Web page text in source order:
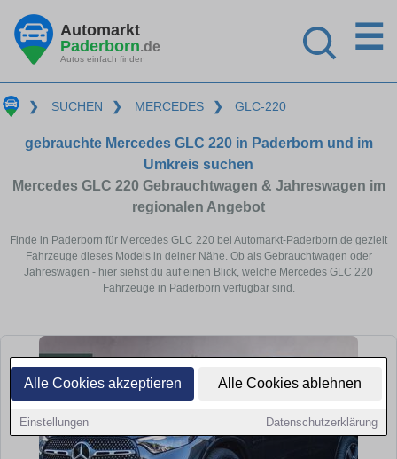
Alle Cookies akzeptieren Alle Cookies ablehnen
Einstellungen Datenschutzerklärung
Automarkt
Paderborn.de
Autos einfach finden
☰
❯ SUCHEN ❯ MERCEDES ❯ GLC-220
gebrauchte Mercedes GLC 220 in Paderborn und im
Umkreis suchen
Mercedes GLC 220 Gebrauchtwagen & Jahreswagen im
regionalen Angebot
Finde in Paderborn für Mercedes GLC 220 bei Automarkt-Paderborn.de gezielt
Fahrzeuge dieses Models in deiner Nähe. Ob als Gebrauchtwagen oder
Jahreswagen - hier siehst du auf einen Blick, welche Mercedes GLC 220
Fahrzeuge in Paderborn verfügbar sind.